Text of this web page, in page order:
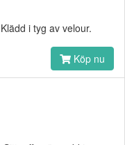
i tyg av velour.
Köp nu